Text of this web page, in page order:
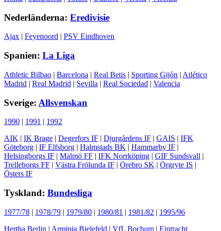
Nederländerna: Eredivisie
Ajax | Feyenoord | PSV Eindhoven
Spanien: La Liga
Athletic Bilbao | Barcelona | Real Betis | Sporting Gijón | Atlético
Madrid | Real Madrid | Sevilla | Real Sociedad | Valencia
Sverige: Allsvenskan
1990 | 1991 | 1992
AIK | IK Brage | Degerfors IF | Djurgårdens IF | GAIS | IFK
Göteborg | IF Elfsborg | Halmstads BK | Hammarby IF |
Helsingborgs IF | Malmö FF | IFK Norrköping | GIF Sundsvall |
Trelleborgs FF | Västra Frölunda IF | Örebro SK | Örgryte IS |
Östers IF
Tyskland: Bundesliga
1977/78 | 1978/79 | 1979/80 | 1980/81 | 1981/82 | 1995/96
Hertha Berlin | Arminia Bielefeld | VfL Bochum | Eintracht